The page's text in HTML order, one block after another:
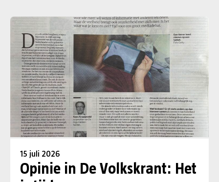
15 juli 2026
Opinie in De Volkskrant: Het